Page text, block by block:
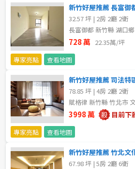
32.57 坪 | 2房 2廳 2衛
長富御都 新竹縣 湖口
728 萬 22.35萬/坪
專家亮點
查看地圖
78.85 坪 | 4房 2廳 2衛
賦格律 新竹縣 竹北市
3998 萬 目前下
專家亮點 查看地圖
67.98 坪 | 5房 2廳 6衛